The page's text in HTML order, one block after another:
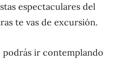
espectaculares del
te vas de excursión.
podrás ir contemplando